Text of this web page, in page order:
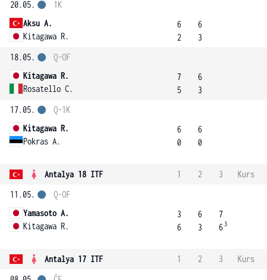
20.05.
Aksu A.
Kitagawa R.
1K
6
2
6
3
18.05.
Kitagawa R.
Rosatello C.
Q-OF
7
5
6
3
17.05.
Kitagawa R.
Pokras A.
Q-1K
6
0
6
0
Antalya 18 ITF 1 2 3
Kurs
11.05.
Yamasoto A.
Kitagawa R.
Q-OF
3
6
6
3
7
6 3
Antalya 17 ITF 1 2 3
Kurs